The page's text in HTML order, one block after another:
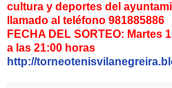
cultura y deportes del
llamado al teléfono 981885886
FECHA DEL SORTEO: Martes
a las 21:00 horas
http://